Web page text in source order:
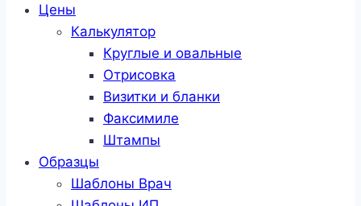
Цены
Калькулятор
Круглые и овальные
Отрисовка
Визитки и бланки
Факсимиле
Штампы
Образцы
Шаблоны Врач